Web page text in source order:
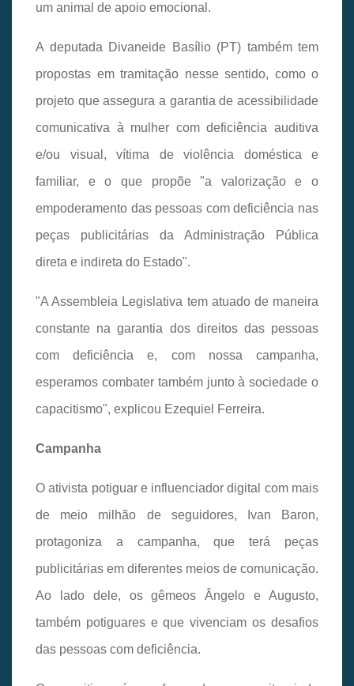
um animal de apoio emocional.
A deputada Divaneide Basílio (PT) também tem
propostas em tramitação nesse sentido, como o
projeto que assegura a garantia de acessibilidade
comunicativa à mulher com deficiência auditiva
e/ou visual, vítima de violência doméstica e
familiar, e o que propõe "a valorização e o
empoderamento das pessoas com deficiência nas
peças publicitárias da Administração Pública
direta e indireta do Estado".
"A Assembleia Legislativa tem atuado de maneira
constante na garantia dos direitos das pessoas
com deficiência e, com nossa campanha,
esperamos combater também junto à sociedade o
capacitismo", explicou Ezequiel Ferreira.
Campanha
O ativista potiguar e influenciador digital com mais
de meio milhão de seguidores, Ivan Baron,
protagoniza a campanha, que terá peças
publicitárias em diferentes meios de comunicação.
Ao lado dele, os gêmeos Ângelo e Augusto,
também potiguares e que vivenciam os desafios
das pessoas com deficiência.